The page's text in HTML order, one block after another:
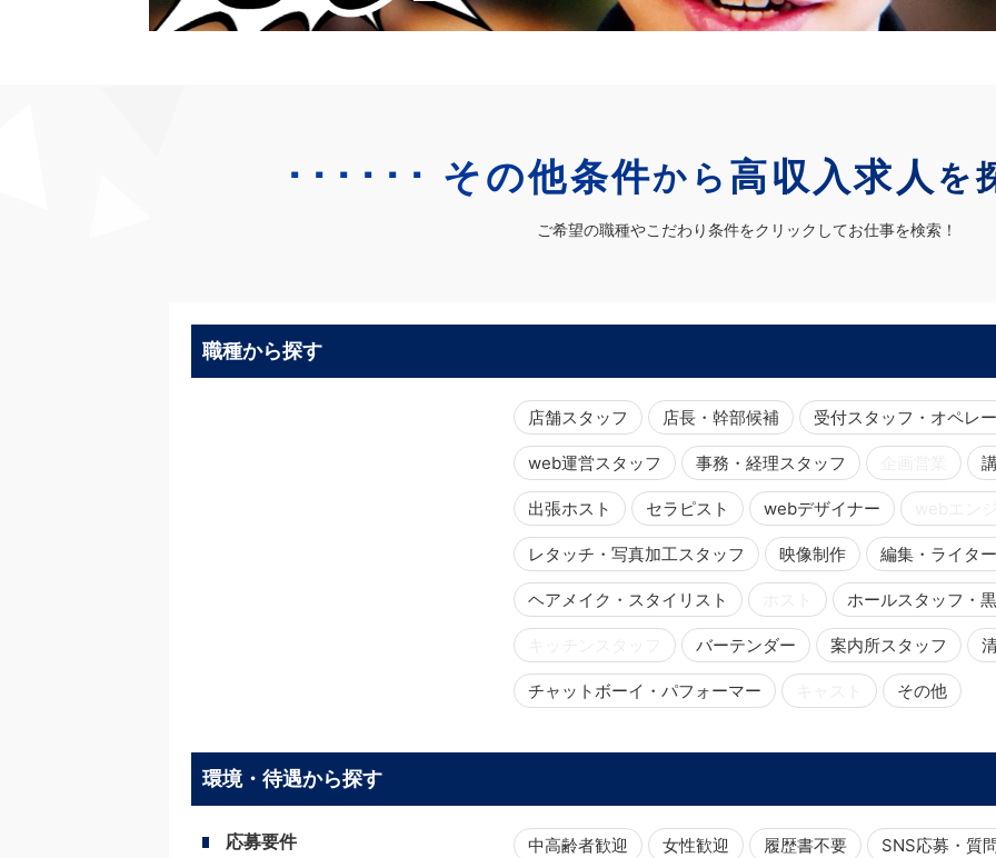
･･････ その他条件から 高収入求人 を
ご希望の職種やこだわり条件をクリックしてお仕事を検索！
職種から探す
店舗スタッフ 店長・幹部候補 受付スタッフ・オペレ
web運営スタッフ 事務・経理スタッフ
出張ホスト セラピスト webデザイナー
レタッチ・写真加工スタッフ 映像制作 編集・ライター
ヘアメイク・スタイリスト ホールスタッフ・
バーテンダー 案内所スタッフ
チャットボーイ・パフォーマー その他
環境・待遇から探す
応募要件 中高齢者歓迎 女性歓迎 履歴書不要 SNS応募・質